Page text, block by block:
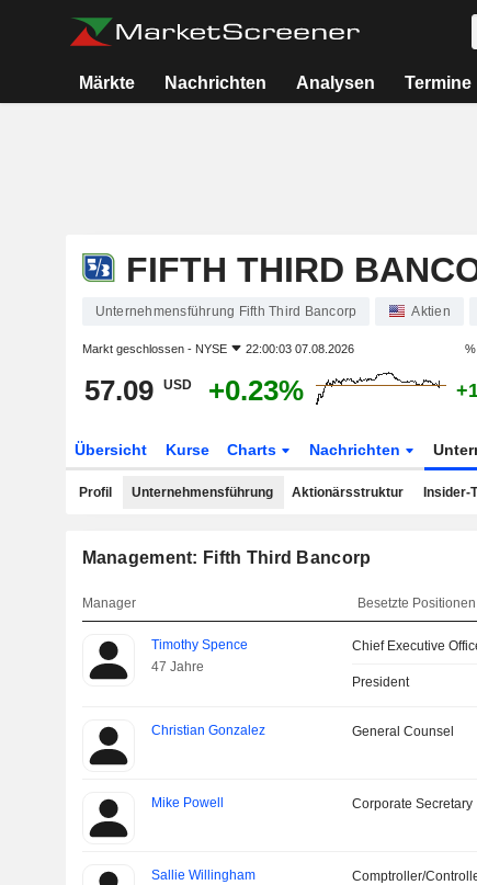
Märkte Nachrichten Analysen Termine
FIFTH THIRD
Unternehmensführung Fifth Third Bancorp Aktien
Markt geschlossen - NYSE 22:00:03 07.08.2026
57.09 USD +0.23%
Übersicht Kurse Charts Nachrichten
Profil Unternehmensführung Aktionärsstruktur Insider-
Management: Fifth Third Bancorp
Manager Besetzte Positionen
Timothy Spence
47 Jahre
Chief Executive
President
Christian Gonzalez General Counsel
Mike Powell Corporate Secretary
Sallie Willingham Comptroller/